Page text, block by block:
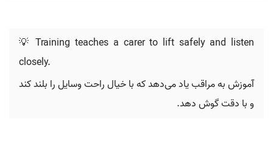
💡 Training teaches a carer to lift safely and listen
closely.
آموزش به مراقب یاد می‌دهد که با خیال راحت وسایل را بلند کند
و با دقت گوش دهد.